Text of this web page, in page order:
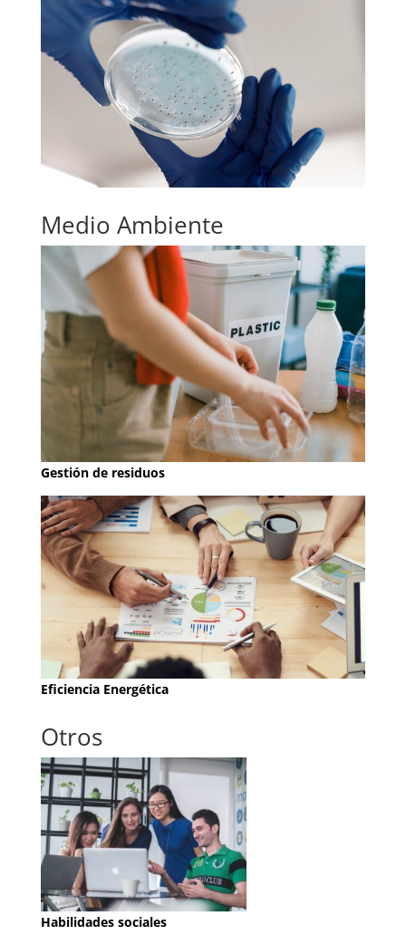
Medio Ambiente
Gestión de residuos
Eficiencia Energética
Otros
Habilidades sociales